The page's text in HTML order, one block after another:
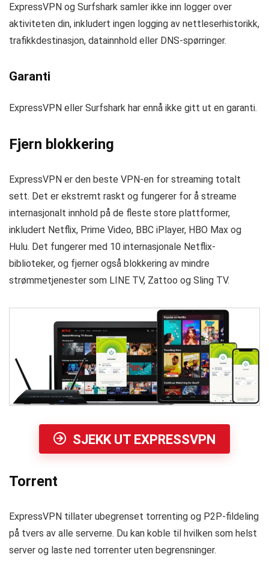
ExpressVPN og Surfshark samler ikke inn logger over
aktiviteten din, inkludert ingen logging av nettleserhistorikk,
trafikkdestinasjon, datainnhold eller DNS-spørringer.
Garanti
ExpressVPN eller Surfshark har ennå ikke gitt ut en garanti.
Fjern blokkering
ExpressVPN er den beste VPN-en for streaming totalt
sett. Det er ekstremt raskt og fungerer for å streame
internasjonalt innhold på de fleste store plattformer,
inkludert Netflix, Prime Video, BBC iPlayer, HBO Max og
Hulu. Det fungerer med 10 internasjonale Netflix-
biblioteker, og fjerner også blokkering av mindre
strømmetjenester som LINE TV, Zattoo og Sling TV.
SJEKK UT EXPRESSVPN
Torrent
ExpressVPN tillater ubegrenset torrenting og P2P-fildeling
på tvers av alle serverne. Du kan koble til hvilken som helst
server og laste ned torrenter uten begrensninger.